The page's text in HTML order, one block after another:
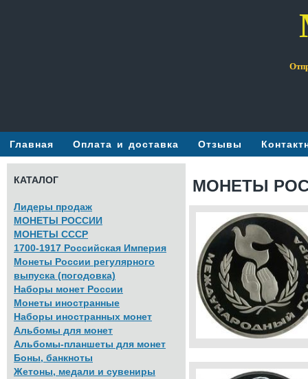
Главная Оплата и доставка Отзывы
МОНЕТЫ
КАТАЛОГ
Лидеры продаж
МОНЕТЫ РОССИИ
МОНЕТЫ СССР
1700-1917 Российская Империя
Монеты России регулярного
выпуска (погодовка)
Наборы монет России
Монеты иностранные
Наборы иностранных монет
Альбомы для монет
Альбомы-планшеты для монет
Боны, банкноты
Жетоны, медали и сувениры